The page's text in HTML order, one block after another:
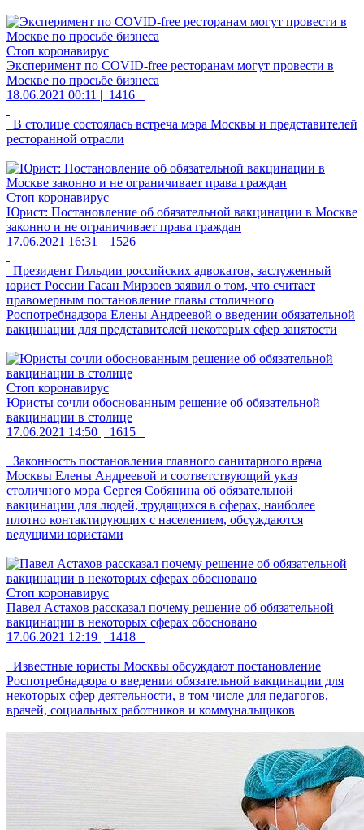
Стоп коронавирус
Эксперимент по COVID-free ресторанам могут провести в
Москве по просьбе бизнеса
18.06.2021 00:11 | 1416
В столице состоялась встреча мэра Москвы и представителей
ресторанной отрасли
Стоп коронавирус
Юрист: Постановление об обязательной вакцинации в Москве
законно и не ограничивает права граждан
17.06.2021 16:31 | 1526
Президент Гильдии российских адвокатов, заслуженный
юрист России Гасан Мирзоев заявил о том, что считает
правомерным постановление главы столичного
Роспотребнадзора Елены Андреевой о введении обязательной
вакцинации для представителей некоторых сфер занятости
Стоп коронавирус
Юристы сочли обоснованным решение об обязательной
вакцинации в столице
17.06.2021 14:50 | 1615
Законность постановления главного санитарного врача
Москвы Елены Андреевой и соответствующий указ
столичного мэра Сергея Собянина об обязательной
вакцинации для людей, трудящихся в сферах, наиболее
плотно контактирующих с населением, обсуждаются
ведущими юристами
Стоп коронавирус
Павел Астахов рассказал почему решение об обязательной
вакцинации в некоторых сферах обосновано
17.06.2021 12:19 | 1418
Известные юристы Москвы обсуждают постановление
Роспотребнадзора о введении обязательной вакцинации для
некоторых сфер деятельности, в том числе для педагогов,
врачей, социальных работников и коммунальщиков